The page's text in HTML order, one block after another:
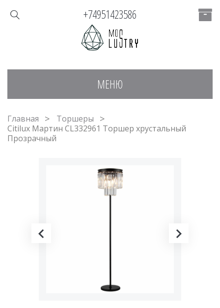
МЕНЮ
+74951423586
Главная
Торшеры
Citilux Мартин CL332961 Торшер хрустальный
Прозрачный